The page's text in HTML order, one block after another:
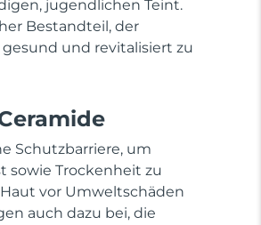
jugendlichen Teint.
Bestandteil, der
und revitalisiert zu
Schutzbarriere, um
sowie Trockenheit zu
vor Umweltschäden
auch dazu bei, die